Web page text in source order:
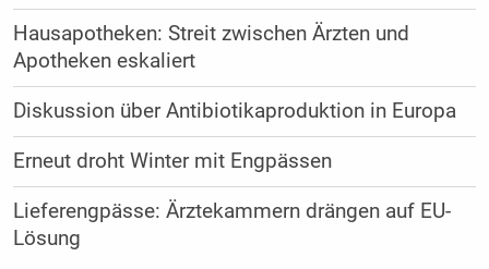
Hausapotheken: Streit zwischen Ärzten und
Apotheken eskaliert
Diskussion über Antibiotikaproduktion in Europa
Erneut droht Winter mit Engpässen
Lieferengpässe: Ärztekammern drängen auf EU-
Lösung